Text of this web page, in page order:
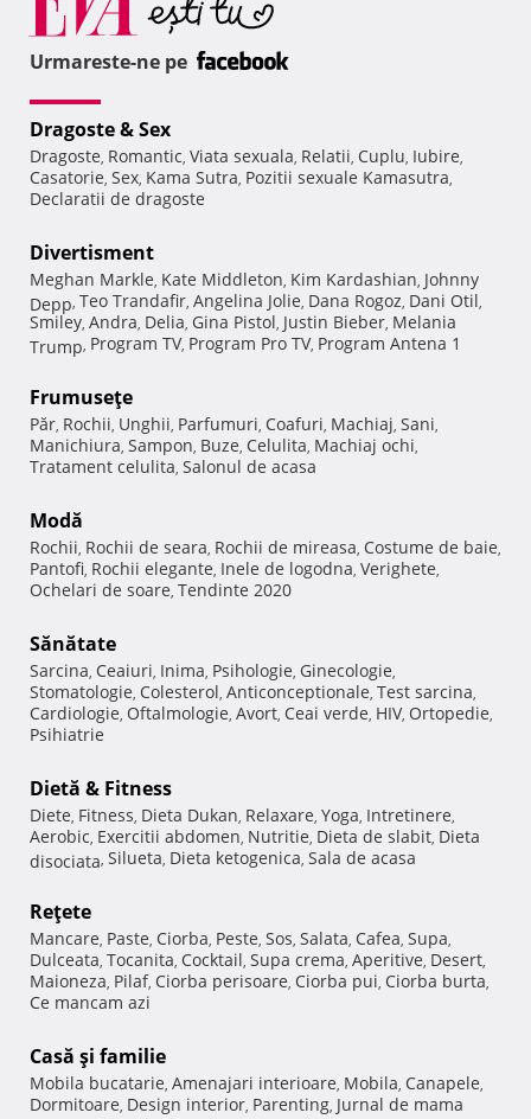
Urmareste-ne pe
Dragoste & Sex
Dragoste, Romantic, Viata sexuala, Relatii, Cuplu, Iubire,
Casatorie, Sex, Kama Sutra, Pozitii sexuale Kamasutra,
Declaratii de dragoste
Divertisment
Meghan Markle, Kate Middleton, Kim Kardashian, Johnny
Depp, Teo Trandafir, Angelina Jolie, Dana Rogoz, Dani Otil,
Smiley, Andra, Delia, Gina Pistol, Justin Bieber, Melania
Trump, Program TV, Program Pro TV, Program Antena 1
Frumuseţe
Păr, Rochii, Unghii, Parfumuri, Coafuri, Machiaj, Sani,
Manichiura, Sampon, Buze, Celulita, Machiaj ochi,
Tratament celulita, Salonul de acasa
Modă
Rochii, Rochii de seara, Rochii de mireasa, Costume de baie,
Pantofi, Rochii elegante, Inele de logodna, Verighete,
Ochelari de soare, Tendinte 2020
Sănătate
Sarcina, Ceaiuri, Inima, Psihologie, Ginecologie,
Stomatologie, Colesterol, Anticonceptionale, Test sarcina,
Cardiologie, Oftalmologie, Avort, Ceai verde, HIV, Ortopedie,
Psihiatrie
Dietă & Fitness
Diete, Fitness, Dieta Dukan, Relaxare, Yoga, Intretinere,
Aerobic, Exercitii abdomen, Nutritie, Dieta de slabit, Dieta
disociata, Silueta, Dieta ketogenica, Sala de acasa
Reţete
Mancare, Paste, Ciorba, Peste, Sos, Salata, Cafea, Supa,
Dulceata, Tocanita, Cocktail, Supa crema, Aperitive, Desert,
Maioneza, Pilaf, Ciorba perisoare, Ciorba pui, Ciorba burta,
Ce mancam azi
Casă şi familie
Mobila bucatarie, Amenajari interioare, Mobila, Canapele,
Dormitoare, Design interior, Parenting, Jurnal de mama